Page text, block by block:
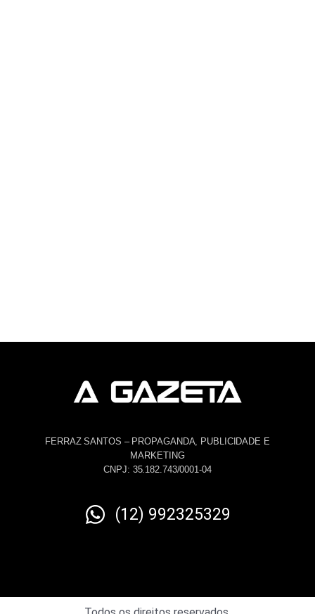
FERRAZ SANTOS – PROPAGANDA, PUBLICIDADE E
MARKETING
CNPJ: 35.182.743/0001-04
(12) 992325329